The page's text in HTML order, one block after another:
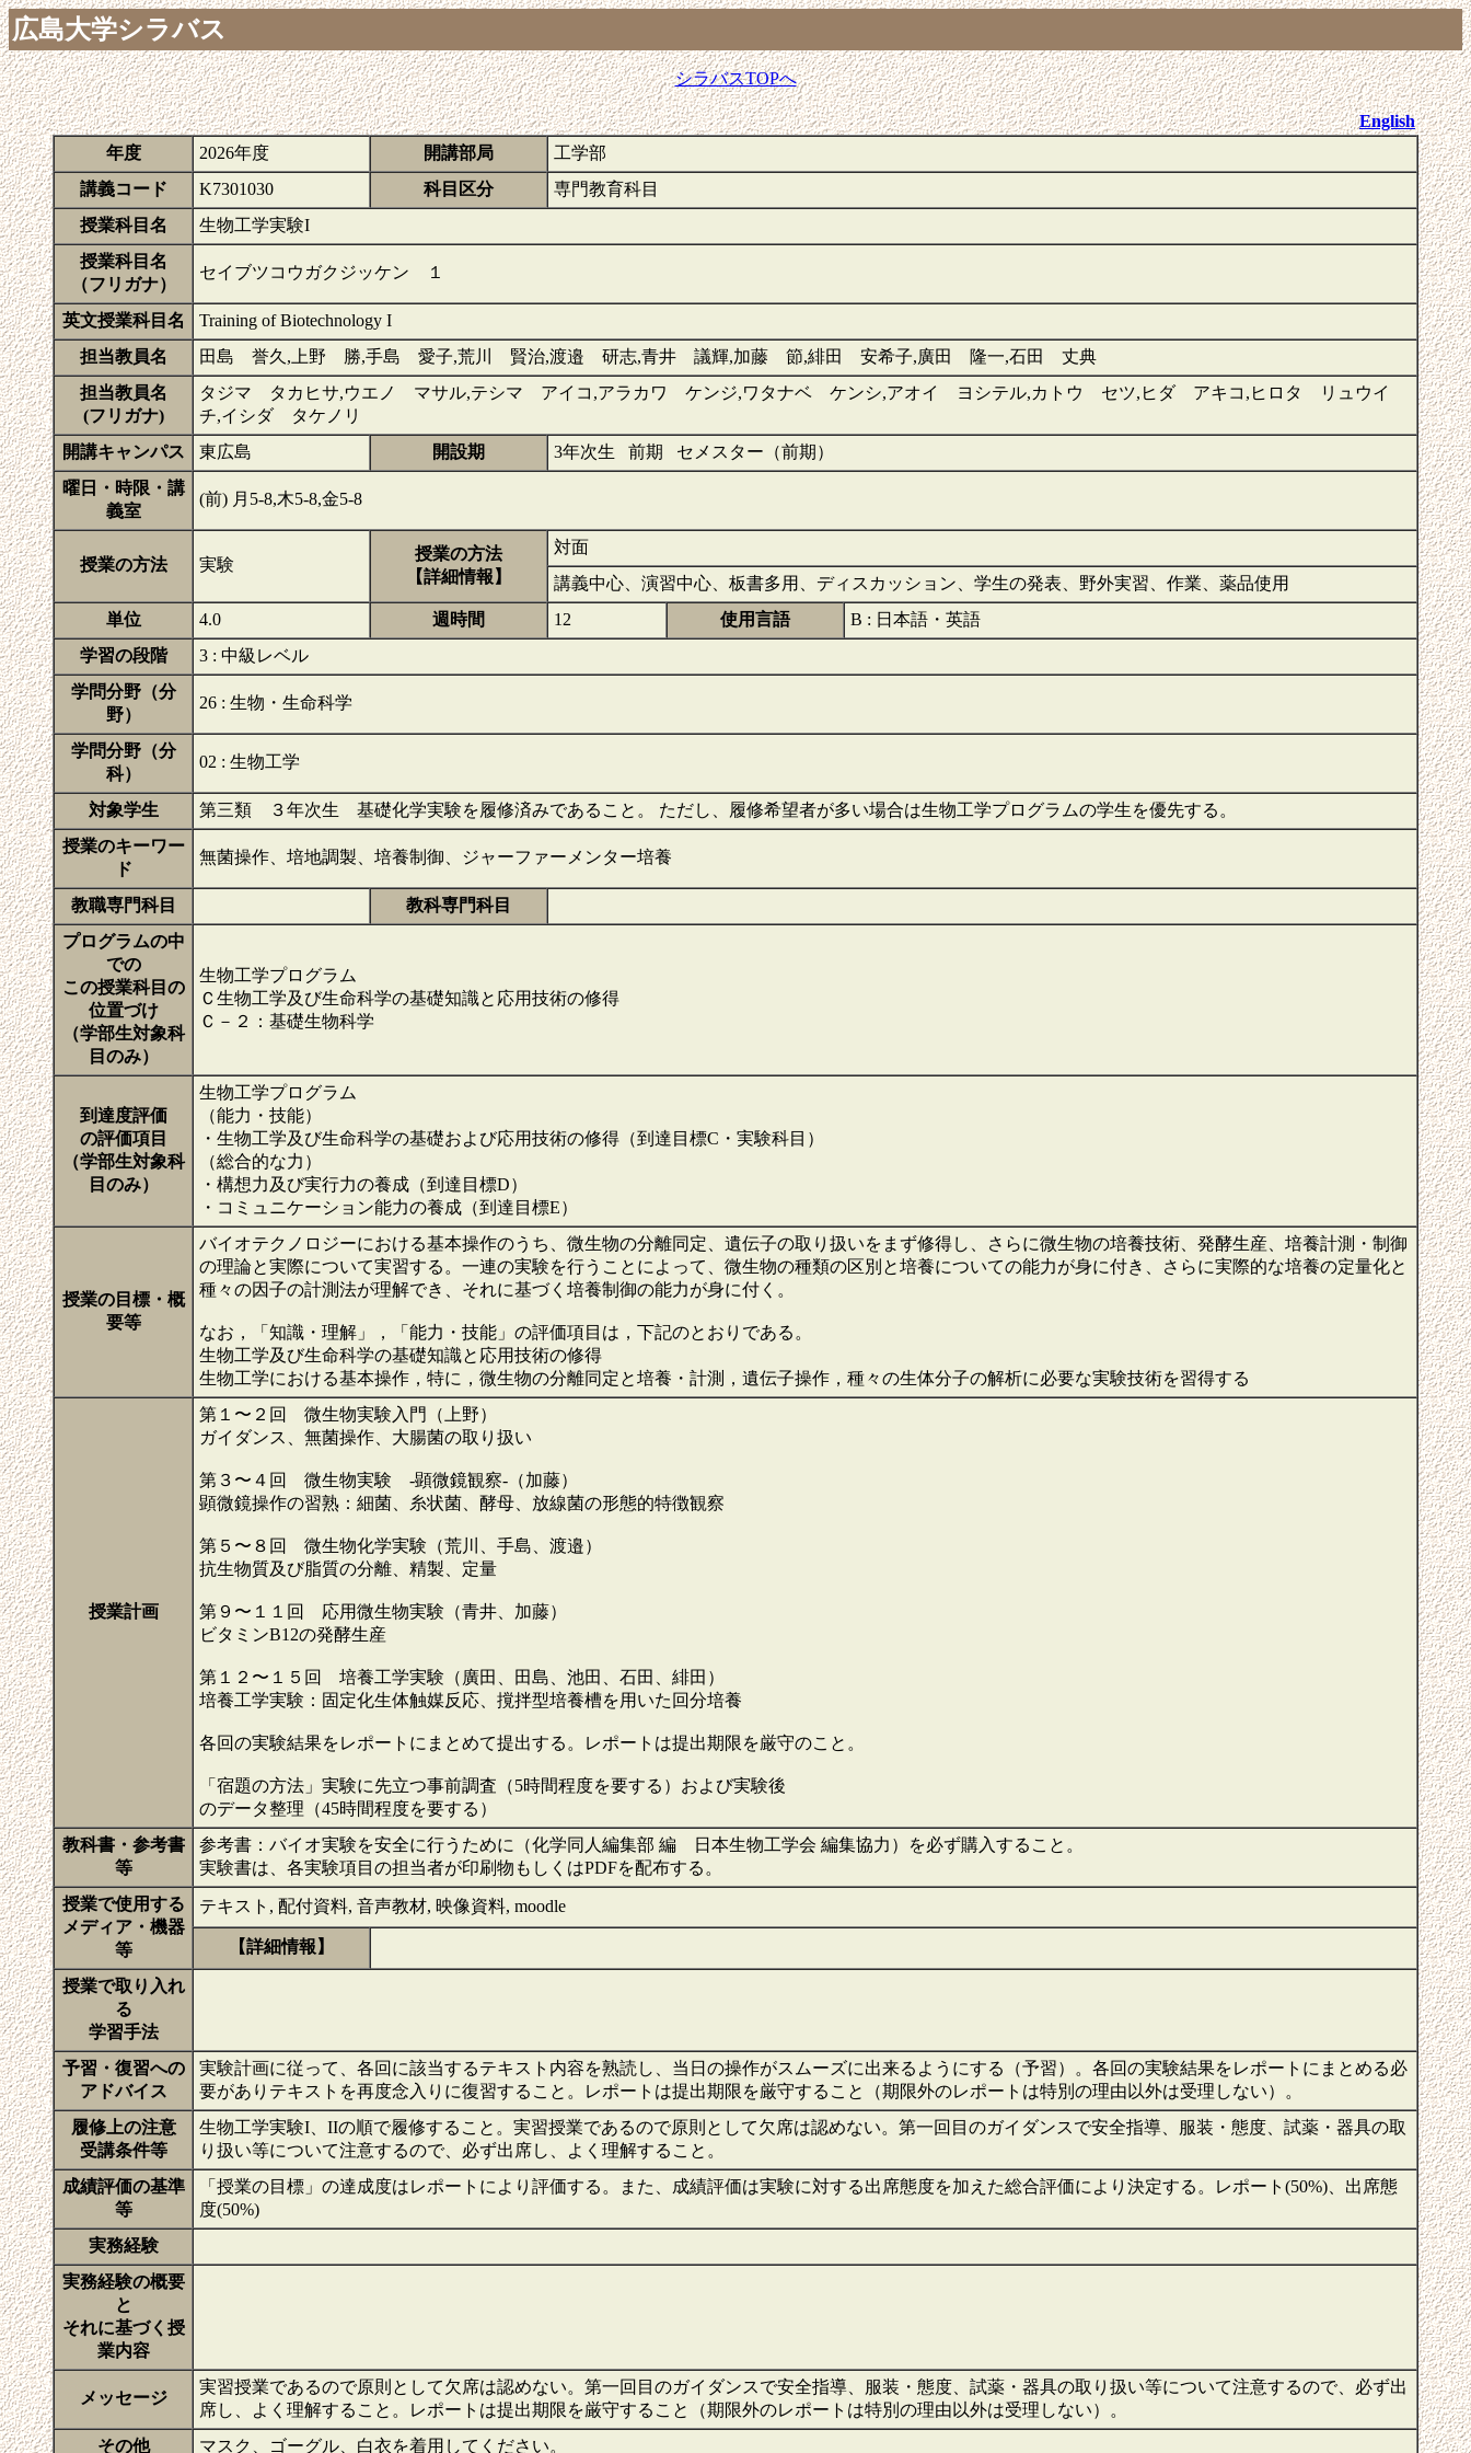
広島大学シラバス
シラバスTOPへ
English
年度
2026年度 開講部局
工学部
講義コード
K7301030 科目区分
専門教育科目
授業科目名
生物工学実験I
授業科目名
（フリガナ）
セイブツコウガクジッケン １
英文授業科目名
Training of Biotechnology I
担当教員名
田島 誉久,上野 勝,手島 愛子,荒川 賢治,渡邉 研志,青井 議輝,加藤 節,緋田 安希子,廣田 隆一,石田 丈典
担当教員名
(フリガナ)
タジマ タカヒサ,ウエノ マサル,テシマ アイコ,アラカワ ケンジ,ワタナベ ケンシ,アオイ ヨシテル,カトウ セツ,ヒダ アキコ,ヒロタ リュウイ
チ,イシダ タケノリ
開講キャンパス
東広島 開設期
3年次生 前期 セメスター（前期）
曜日・時限・講
義室
(前) 月5-8,木5-8,金5-8
授業の方法 実験
授業の方法
【詳細情報】
対面
講義中心、演習中心、板書多用、ディスカッション、学生の発表、野外実習、作業、薬品使用
単位
4.0 週時間 12 使用言語
B : 日本語・英語
学習の段階
3 : 中級レベル
学問分野（分
野）
26 : 生物・生命科学
学問分野（分
科）
02 : 生物工学
対象学生
第三類 ３年次生 基礎化学実験を履修済みであること。 ただし、履修希望者が多い場合は生物工学プログラムの学生を優先する。
授業のキーワー
ド
無菌操作、培地調製、培養制御、ジャーファーメンター培養
教職専門科目
教科専門科目
プログラムの中
での
この授業科目の
位置づけ
（学部生対象科
目のみ）
生物工学プログラム
Ｃ生物工学及び生命科学の基礎知識と応用技術の修得
Ｃ－２：基礎生物科学
到達度評価
の評価項目
（学部生対象科
目のみ）
生物工学プログラム
（能力・技能）
・生物工学及び生命科学の基礎および応用技術の修得（到達目標C・実験科目）
（総合的な力）
・構想力及び実行力の養成（到達目標D）
・コミュニケーション能力の養成（到達目標E）
授業の目標・概
要等
バイオテクノロジーにおける基本操作のうち、微生物の分離同定、遺伝子の取り扱いをまず修得し、さらに微生物の培養技術、発酵生産、培養計測・制御
の理論と実際について実習する。一連の実験を行うことによって、微生物の種類の区別と培養についての能力が身に付き、さらに実際的な培養の定量化と
種々の因子の計測法が理解でき、それに基づく培養制御の能力が身に付く。
なお，「知識・理解」，「能力・技能」の評価項目は，下記のとおりである。
生物工学及び生命科学の基礎知識と応用技術の修得
生物工学における基本操作，特に，微生物の分離同定と培養・計測，遺伝子操作，種々の生体分子の解析に必要な実験技術を習得する
授業計画
第１〜２回 微生物実験入門（上野）
ガイダンス、無菌操作、大腸菌の取り扱い
第３〜４回 微生物実験 -顕微鏡観察-（加藤）
顕微鏡操作の習熟：細菌、糸状菌、酵母、放線菌の形態的特徴観察
第５〜８回 微生物化学実験（荒川、手島、渡邉）
抗生物質及び脂質の分離、精製、定量
第９〜１１回 応用微生物実験（青井、加藤）
ビタミンB12の発酵生産
第１２〜１５回 培養工学実験（廣田、田島、池田、石田、緋田）
培養工学実験：固定化生体触媒反応、撹拌型培養槽を用いた回分培養
各回の実験結果をレポートにまとめて提出する。レポートは提出期限を厳守のこと。
「宿題の方法」実験に先立つ事前調査（5時間程度を要する）および実験後
のデータ整理（45時間程度を要する）
教科書・参考書
等
参考書：バイオ実験を安全に行うために（化学同人編集部 編 日本生物工学会 編集協力）を必ず購入すること。
実験書は、各実験項⽬の担当者が印刷物もしくはPDFを配布する。
授業で使用する
メディア・機器
等
テキスト, 配付資料, 音声教材, 映像資料, moodle
【詳細情報】
授業で取り入れ
る
学習手法
予習・復習への
アドバイス
実験計画に従って、各回に該当するテキスト内容を熟読し、当日の操作がスムーズに出来るようにする（予習）。各回の実験結果をレポートにまとめる必
要がありテキストを再度念入りに復習すること。レポートは提出期限を厳守すること（期限外のレポートは特別の理由以外は受理しない）。
履修上の注意
受講条件等
生物工学実験I、IIの順で履修すること。実習授業であるので原則として欠席は認めない。第一回目のガイダンスで安全指導、服装・態度、試薬・器具の取
り扱い等について注意するので、必ず出席し、よく理解すること。
成績評価の基準
等
「授業の目標」の達成度はレポートにより評価する。また、成績評価は実験に対する出席態度を加えた総合評価により決定する。レポート(50%)、出席態
度(50%)
実務経験
実務経験の概要
と
それに基づく授
業内容
メッセージ
実習授業であるので原則として欠席は認めない。第一回目のガイダンスで安全指導、服装・態度、試薬・器具の取り扱い等について注意するので、必ず出
席し、よく理解すること。レポートは提出期限を厳守すること（期限外のレポートは特別の理由以外は受理しない）。
その他
マスク、ゴーグル、白衣を着用してください。